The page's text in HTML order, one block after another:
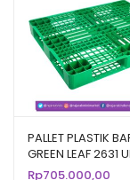
PALLET PLASTIK
GREEN LEAF 2631
120x100x14 CM
Rp705.000,00